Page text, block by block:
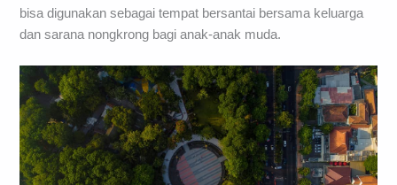
bisa digunakan sebagai tempat bersantai bersama keluarga
dan sarana nongkrong bagi anak-anak muda.